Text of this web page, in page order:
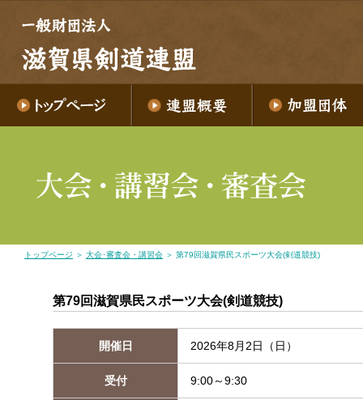
トップページ ＞ 大会･審査会・講習会 ＞ 第79回滋賀県民スポーツ大会(剣道競技)
第79回滋賀県民スポーツ大会(剣道競技)
開催日 2026年8月2日（日）
受付 9:00～9:30